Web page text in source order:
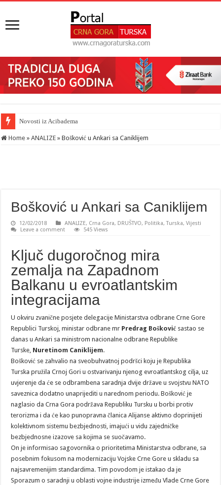
Novosti iz Acibadema
Šahman sa iseljenicima iz Crne Gore u Turskoj: Velika je važnost naše
Home » ANALIZE » Bošković u Ankari sa Caniklijem
Bošković u Ankari sa Caniklijem
12/02/2018 ANALIZE, Crna Gora, DRUŠTVO, Politika,Turska,Vijesti
Leave a comment
545 Views
Ključ dugoročnog mira
zemalja na Zapadnom
Balkanu u evroatlantskim
integracijama
U okviru zvanične posjete delegacije Ministarstva odbrane Crne Gore
Republici Turskoj, ministar odbrane mr Predrag Bošković sastao se
danas u Ankari sa ministrom nacionalne odbrane Republike
Turske, Nuretinom Caniklijem.
Bošković se zahvalio na sveobuhvatnoj podršci koju je Republika
Turska pružila Crnoj Gori u ostvarivanju njenog evroatlantskog cilja, uz
uvjerenje da će se odbrambena saradnja dvije države u svojstvu NATO
saveznica dodatno unaprijediti u narednom periodu. Bošković je
naglasio da Crna Gora podržava Republiku Tursku u borbi protiv
terorizma i da će kao punopravna članica Alijanse aktivno doprinijeti
kolektivnom sistemu bezbjednosti, imajući u vidu zajedničke
bezbjednosne izazove sa kojima se suočavamo.
On je informisao sagovornika o prioritetima Ministarstva odbrane, sa
posebnim fokusom na modernizaciju Vojske Crne Gore u skladu sa
najsavremenijim standardima. Tim povodom je istakao da je
Sporazum o saradnji u oblasti vojne industrije između Vlade Crne Gore